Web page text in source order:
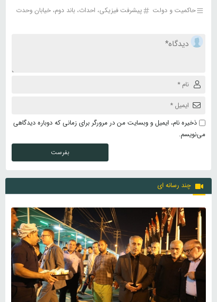
حاکمیت و دولت پیشرفت فیزیکی، احداث، باند دوم، خیابان وحدت
ذخیره نام، ایمیل و وبسایت من در مرورگر برای زمانی که دوباره دیدگاهی
می‌نویسم.
چند رسانه ای